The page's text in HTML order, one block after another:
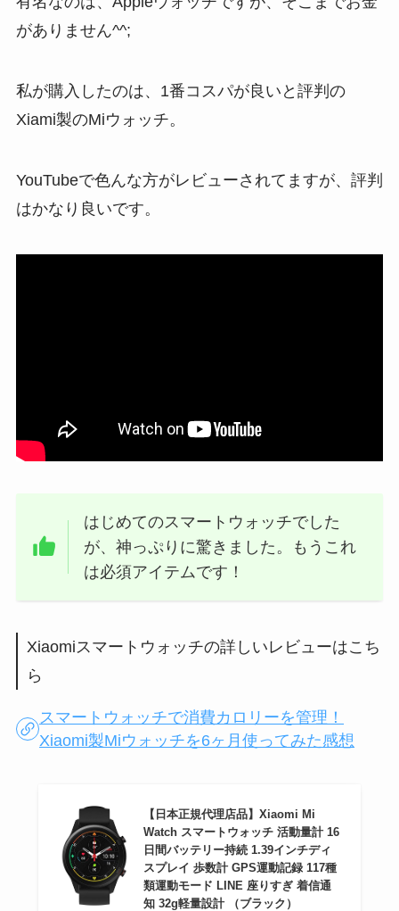
がありません^^;
私が購入したのは、1番コスパが良いと評判の
Xiami製のMiウォッチ。
YouTubeで色んな方がレビューされてますが、評判
はかなり良いです。
はじめてのスマートウォッチでした
が、神っぷりに驚きました。もうこれ
は必須アイテムです！
Xiaomiスマートウォッチの詳しいレビューはこち
ら
スマートウォッチで消費カロリーを管理！
Xiaomi製Miウォッチを6ヶ月使ってみた感想
【日本正規代理店品】Xiaomi Mi
Watch スマートウォッチ 活動量計 16
日間バッテリー持続 1.39インチディ
スプレイ 歩数計 GPS運動記録 117種
類運動モード LINE 座りすぎ 着信通
知 32g軽量設計 （ブラック）